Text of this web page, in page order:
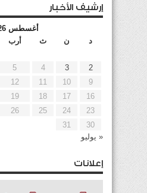
إرشيف الأخبار
أغسطس 2026
د
ن ث أرب
2
3
4
5
9
10
11
12
16
17
18
19
23
24
25
26
30
31
« يوليو
إعلانات